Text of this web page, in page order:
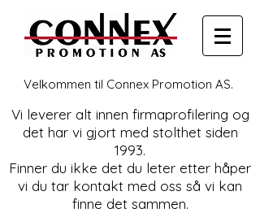
Velkommen til Connex Promotion AS.
Vi leverer alt innen firmaprofilering og
det har vi gjort med stolthet siden
1993.
Finner du ikke det du leter etter håper
vi du tar kontakt med oss så vi kan
finne det sammen.